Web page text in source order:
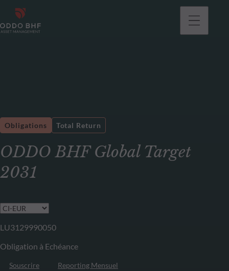
ODDO BHF Global Target
2031
Obligations Total Return
LU3129990050
Obligation à Echéance
Souscrire Reporting Mensuel